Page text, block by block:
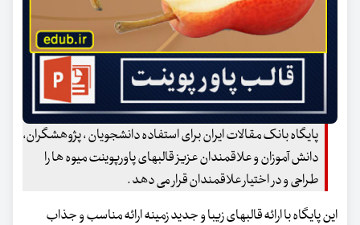
پایگاه بانک مقالات ایران برای استفاده دانشجویان ، پژوهشگران،
دانش آموزان و علاقمندان عزیز قالبهای پاورپوینت میوه ها را
طراحی و در اختیار علاقمندان قرار می دهد .
این پایگاه با ارائه قالبهای زیبا و جدید زمینه ارائه مناسب و جذاب